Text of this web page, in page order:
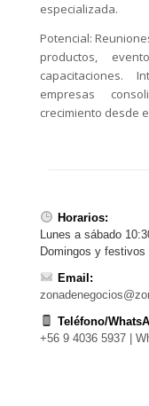
especializada.
Potencial:
productos,
capacitaciones.
empresas
crecimiento desde
Horarios:
Lunes a sábado
Domingos y festivos
Email:
Teléfono/
+56 9 4036 5937 |